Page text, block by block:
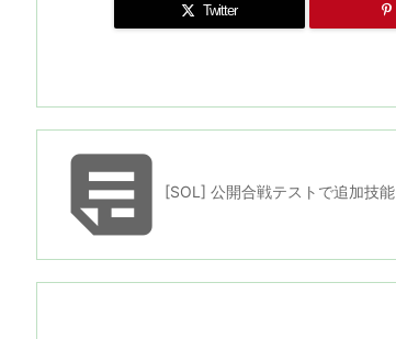
Twitter
[SOL] 公開合戦テストで追加技能